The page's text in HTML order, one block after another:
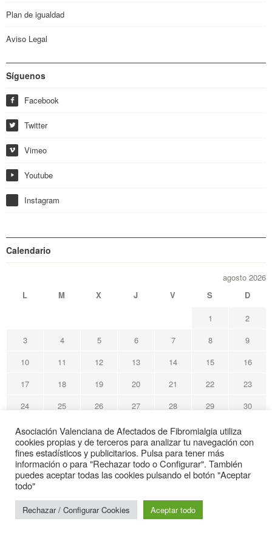
Plan de igualdad
Aviso Legal
Síguenos
f Facebook
w Twitter
i Vimeo
y Youtube
Instagram
Calendario
agosto 2026
L
M X J V S
D
1
2
3
4 5 6 7 8
9
10
11 12 13 14 15
16
17
18 19 20 21 22
23
24
25 26 27 28 29
30
31
« May
Avafi Asociación Valenciana de Afectados de Fibromialgia
Web de interés sanitario
Asociación Valenciana de Afectados de Fibromialgia utiliza
cookies propias y de terceros para analizar tu navegación con
fines estadísticos y publicitarios. Pulsa para tener más
información o para "Rechazar todo o Configurar". También
puedes aceptar todas las cookies pulsando el botón "Aceptar
todo"
Rechazar / Configurar Cookies Aceptar todo